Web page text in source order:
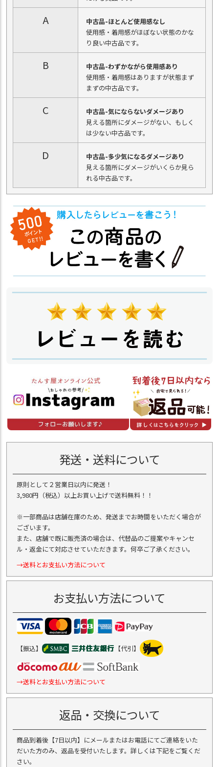
A
中古品-ほとんど使用感なし
使用感・着用感がほぼない状態のかな
り良い中古品です。
B
中古品-わずかながら使用感あり
使用感・着用感はありますが状態まず
まずの中古品です。
C
中古品-気にならないダメージあり
見える箇所にダメージがない、もしく
は少ない中古品です。
D
中古品-多少気になるダメージあり
見える箇所にダメージがいくらか見ら
れる中古品です。
発送・送料について
原則として２営業日以内に発送！
3,980円（税込）以上お買い上げで送料無料！！
※一部商品は店舗在庫のため、発送までお時間をいただく場合が
ございます。
また、店舗で既に販売済の場合は、代替品のご提案やキャンセ
ル・返金にて対応させていただきます。何卒ご了承ください。
→送料とお支払い方法について
お支払い方法について
【振込】 【代引】
→送料とお支払い方法について
返品・交換について
商品到着後【7日以内】にメールまたはお電話にてご連絡をいた
だいた方のみ、返品を受付いたします。詳しくは下記をご覧くだ
さい。